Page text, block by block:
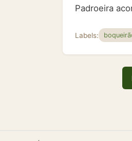
Padroeira
Labels: